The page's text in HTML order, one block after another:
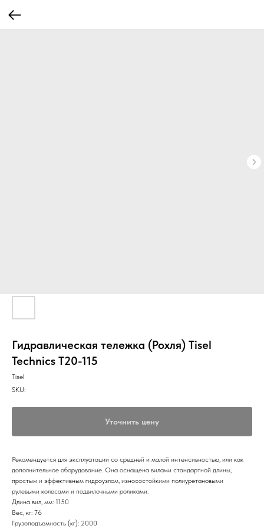
Гидравлическая тележка (Рохля) Tisel
Technics T20-115
Tisel
SKU:
Уточнить цену
Рекомендуется для эксплуатации со средней и малой интенсивностью, или как
дополнительное оборудование. Она оснащена вилами стандартной длины,
простым и эффективным гидроузлом, износостойкими полиуретановыми
рулевыми колесами и подвилочными роликами.
Длина вил, мм: 1150
Вес, кг: 76
Грузоподъемность (кг): 2000